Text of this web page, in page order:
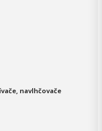
navlhčovače